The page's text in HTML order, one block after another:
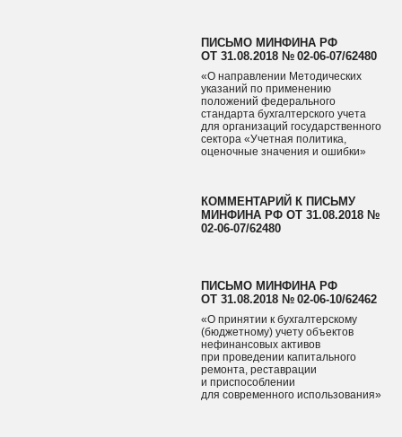
ПИСЬМО МИНФИНА РФ
ОТ 31.08.2018 № 02‑06‑07/62480
«О направлении Методических
указаний по применению
положений федерального
стандарта бухгалтерского учета
для организаций государственного
сектора «Учетная политика,
оценочные значения и ошибки»
КОММЕНТАРИЙ К ПИСЬМУ
МИНФИНА РФ ОТ 31.08.2018 №
02‑06‑07/62480
ПИСЬМО МИНФИНА РФ
ОТ 31.08.2018 № 02‑06‑10/62462
«О принятии к бухгалтерскому
(бюджетному) учету объектов
нефинансовых активов
при проведении капитального
ремонта, реставрации
и приспособлении
для современного использования»